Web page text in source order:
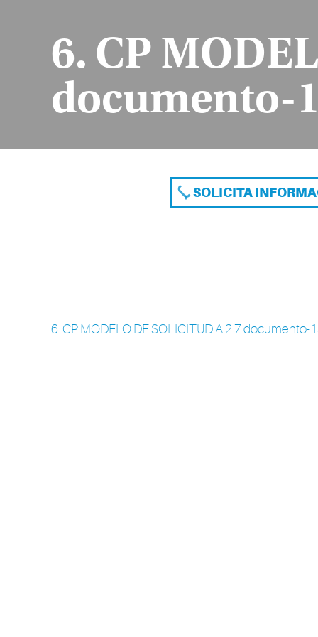
6. CP
documento-
SOLICITA
6. CP MODELO DE SOLICITUD A.2.7 documento-